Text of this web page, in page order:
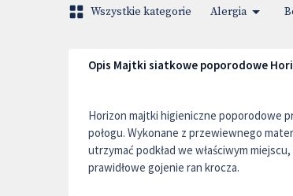
Wszystkie kategorie Alergia
Opis Majtki siatkowe poporodowe
Horizon majtki higieniczne poporodowe
połogu. Wykonane z przewiewnego
utrzymać podkład we właściwym
prawidłowe gojenie ran krocza.